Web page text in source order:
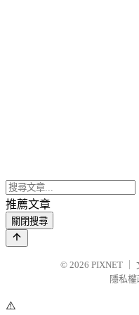
推薦文章
關閉搜尋
© 2026 PIXNET
隱私
⚠️